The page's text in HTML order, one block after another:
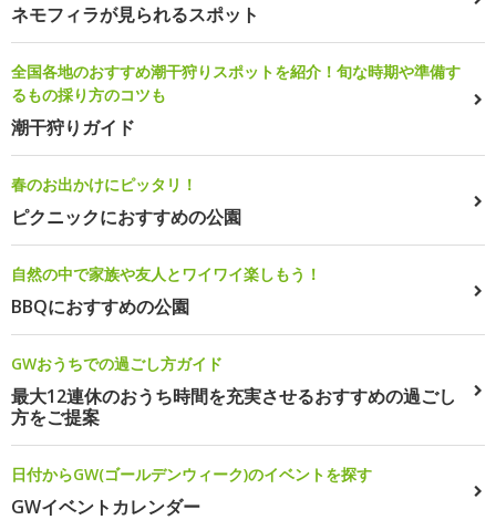
ネモフィラが見られるスポット
全国各地のおすすめ潮干狩りスポットを紹介！旬な時期や準備す
るもの採り方のコツも
潮干狩りガイド
春のお出かけにピッタリ！
ピクニックにおすすめの公園
自然の中で家族や友人とワイワイ楽しもう！
BBQにおすすめの公園
GWおうちでの過ごし方ガイド
最大12連休のおうち時間を充実させるおすすめの過ごし
方をご提案
日付からGW(ゴールデンウィーク)のイベントを探す
GWイベントカレンダー